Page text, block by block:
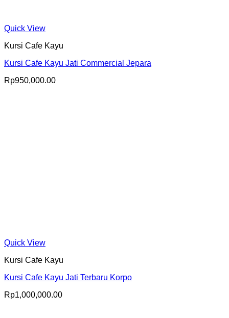
Quick View
Kursi Cafe Kayu
Kursi Cafe Kayu Jati Commercial Jepara
Rp950,000.00
Quick View
Kursi Cafe Kayu
Kursi Cafe Kayu Jati Terbaru Korpo
Rp1,000,000.00